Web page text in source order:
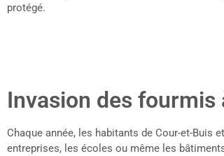
protégé.
Invasion des
Chaque année, les habitants de Cour-et-Buis
entreprises, les écoles ou même les